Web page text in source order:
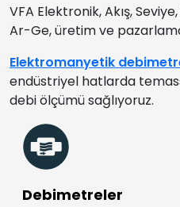
VFA Elektronik, Akış,
Ar-Ge, üretim ve
Elektromanyetik
endüstriyel hatlarda
debi ölçümü sağlıyoruz.
Debimetreler